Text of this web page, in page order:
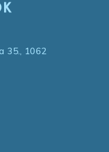
35., 1062